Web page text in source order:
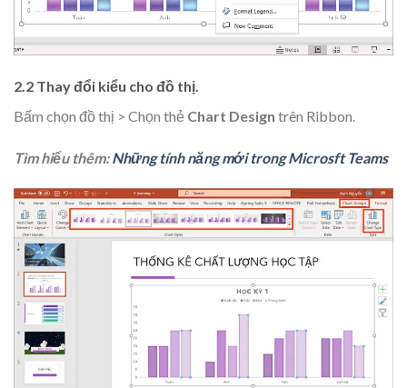
2.2 Thay đổi kiểu cho đồ thị.
Bấm chọn đồ thị > Chọn thẻ Chart Design trên Ribbon.
Tìm hiểu thêm:Những tính năng mới trong Microsft Teams